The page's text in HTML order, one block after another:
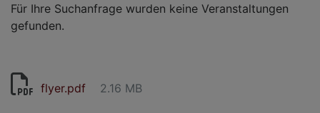
Für Ihre Suchanfrage wurden keine Veranstaltungen
gefunden.
flyer.pdf 2.16 MB